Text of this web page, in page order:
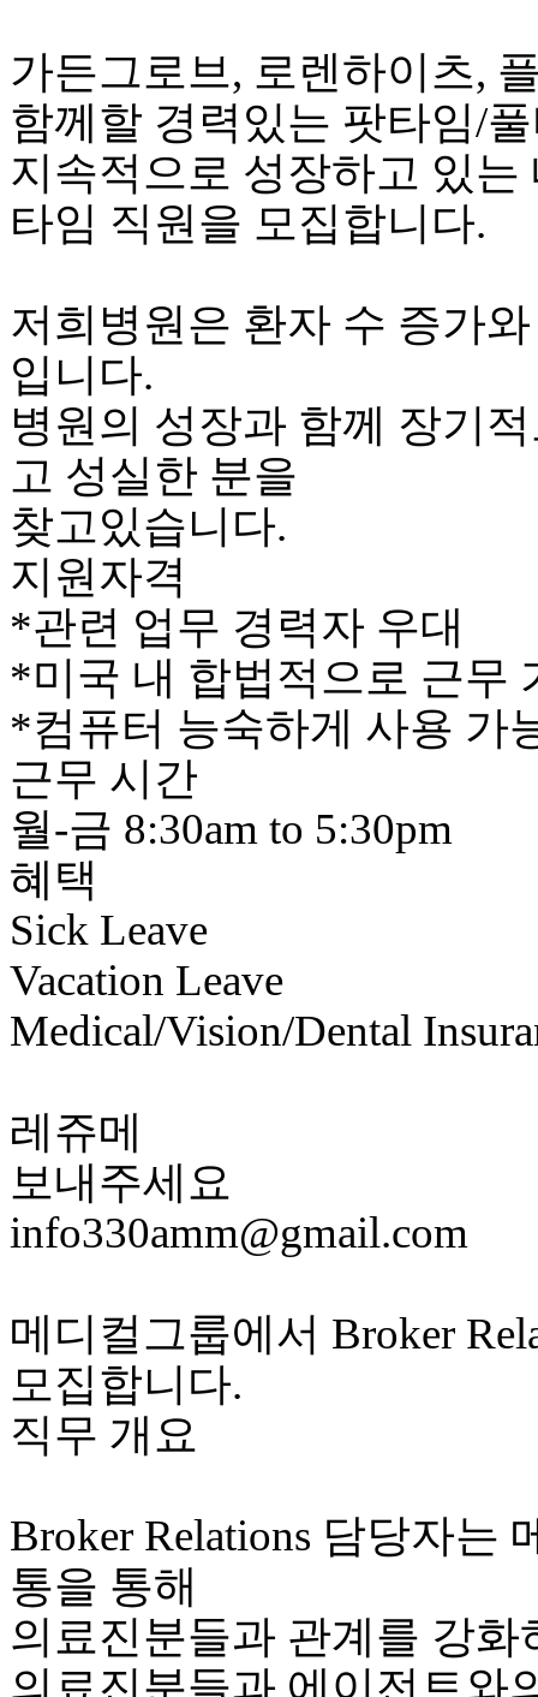
가든그로브, 로렌하이츠,
함께할 경력있는 팟타임/
지속적으로 성장하고 있
타임 직원을 모집합니다.
저희병원은 환자 수 증가
입니다.
병원의 성장과 함께 장기
고 성실한 분을
찾고있습니다.
지원자격
*관련 업무 경력자 우대
*미국 내 합법적으로 근무
*컴퓨터 능숙하게 사용 가
근무 시간
월-금 8:30am to 5:30pm
혜택
Sick Leave
Vacation Leave
Medical/Vision/Dental
레쥬메
보내주세요
info330amm@gmail.com
메디컬그룹에서 Broker
모집합니다.
직무 개요
Broker Relations 담당자는
통을 통해
의료진분들과 관계를 강
의료진분들과 에이전트와